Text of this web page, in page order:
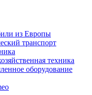
из Европы
транспорт
техника
оборудование